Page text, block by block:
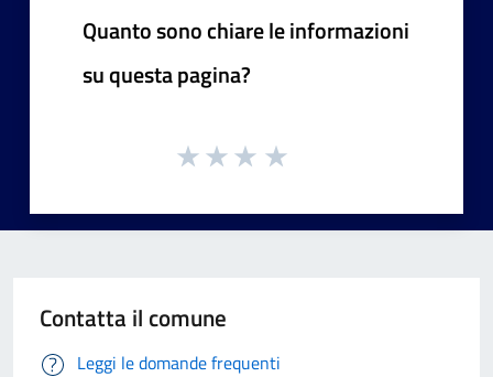
Quanto sono chiare le informazioni
su questa pagina?
Contatta il comune
Leggi le domande frequenti